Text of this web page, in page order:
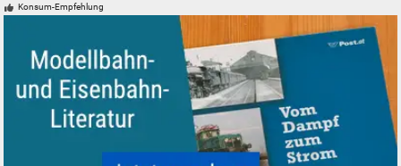
Konsum-Empfehlung